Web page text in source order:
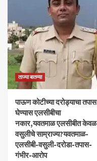
ताज्या बातम्या
पाऊण कोटीच्या दरोड्याचा तपास
घेण्यास एलसीबीचा
नकार,यवतमाळ एलसीबीत केवळ
वसुलीचे साम्राज्य?यवतमाळ-
एलसीबी-वसुली-दरोडा-तपास-
गंभीर-आरोप